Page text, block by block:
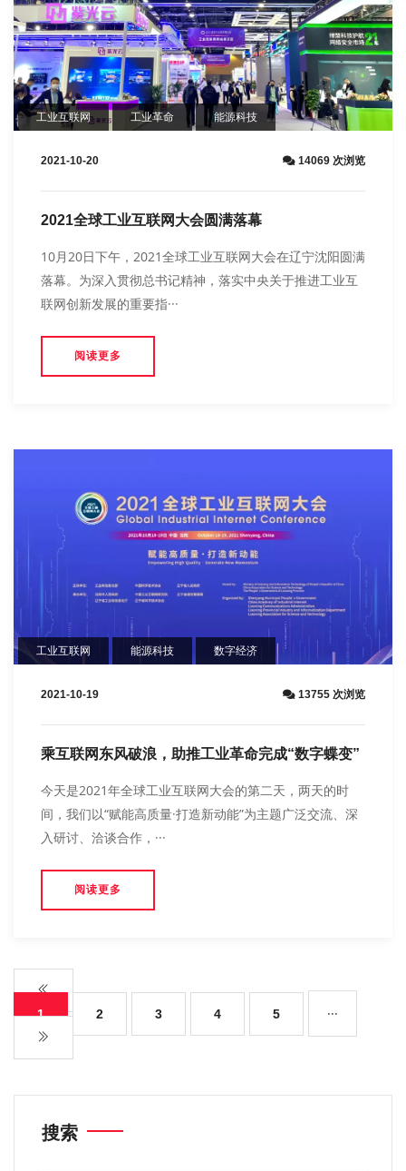
工业互联网 工业革命 能源科技
2021-10-20 14069 次浏览
2021全球工业互联网大会圆满落幕
10月20日下午，2021全球工业互联网大会在辽宁沈阳圆满
落幕。为深入贯彻总书记精神，落实中央关于推进工业互
联网创新发展的重要指···
阅读更多
工业互联网 能源科技 数字经济
2021-10-19 13755 次浏览
乘互联网东风破浪，助推工业革命完成“数字蝶变”
今天是2021年全球工业互联网大会的第二天，两天的时
间，我们以“赋能高质量·打造新动能”为主题广泛交流、深
入研讨、洽谈合作，···
阅读更多
1 2 3 4 5 ···
搜索